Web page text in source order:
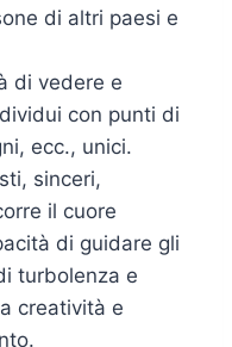
di altri paesi e
di vedere e
con punti di
ecc., unici.
sinceri,
il cuore
di guidare gli
turbolenza e
creatività e